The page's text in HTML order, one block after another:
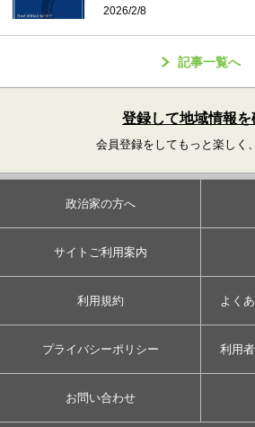
2026/2/8
記事一覧へ
登録して地域情報を
会員登録をしてもっと楽しく
政治家の方へ
サイトご利用案内
利用規約 よく
プライバシーポリシー 利用
お問い合わせ